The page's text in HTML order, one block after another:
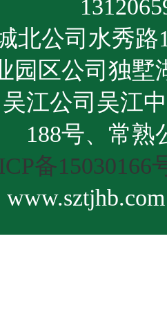
北公司水秀路
园区公司独墅
江公司吴江
188号、常熟
备15030166
www.sztjhb.com